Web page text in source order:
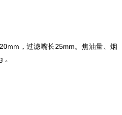
，过滤嘴长25mm。焦油量、烟